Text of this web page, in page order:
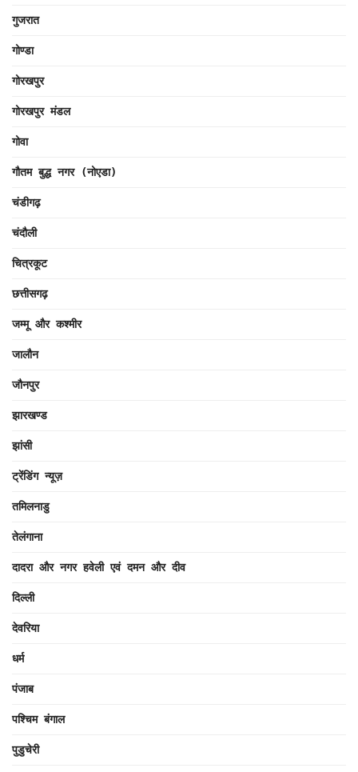
गुजरात
गोण्डा
गोरखपुर
गोरखपुर मंडल
गोवा
गौतम बुद्ध नगर (नोएडा)
चंडीगढ़
चंदौली
चित्रकूट
छत्तीसगढ़
जम्मू और कश्मीर
जालौन
जौनपुर
झारखण्ड
झांसी
ट्रेंडिंग न्यूज़
तमिलनाडु
तेलंगाना
दादरा और नगर हवेली एवं दमन और दीव
दिल्ली
देवरिया
धर्म
पंजाब
पश्चिम बंगाल
पुडुचेरी